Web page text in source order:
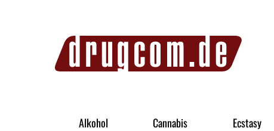
Alkohol Cannabis Ecstasy